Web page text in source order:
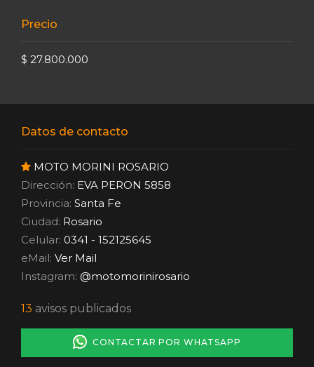
Precio
$ 27.800.000
Datos de contacto
MOTO MORINI ROSARIO
Dirección: EVA PERON 5858
Provincia: Santa Fe
Ciudad: Rosario
Celular: 0341 - 152125645
eMail: Ver Mail
Instagram: @motomorinirosario
13 avisos publicados
CONTACTAR POR WHATSAPP